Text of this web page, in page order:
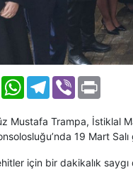
TwitterWhatsAppTelegram
Viber
Mustafa Trampa, İstiklal
19 Mart
için bir dakikalık saygı